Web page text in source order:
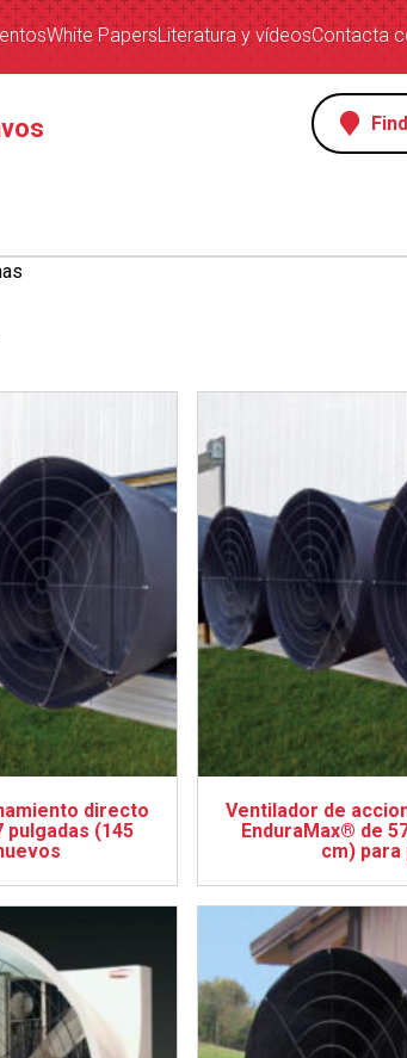
White PapersLiteratura y vídeosContacta
directo
pulgadas (145
Ventilador de
EnduraMax® de
cm) para